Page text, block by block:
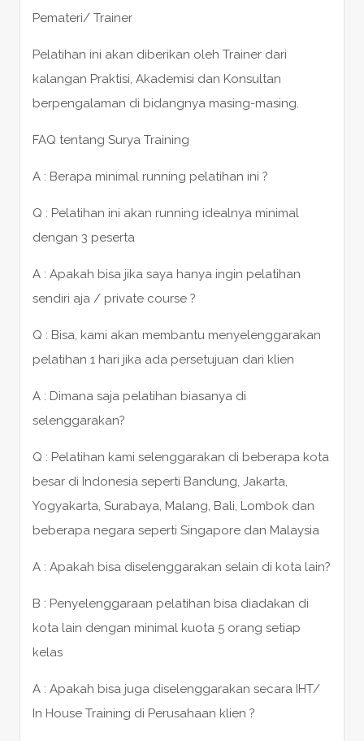
Pemateri/ Trainer
Pelatihan ini akan diberikan oleh Trainer dari
kalangan Praktisi, Akademisi dan Konsultan
berpengalaman di bidangnya masing-masing.
FAQ tentang Surya Training
A : Berapa minimal running pelatihan ini ?
Q : Pelatihan ini akan running idealnya minimal
dengan 3 peserta
A : Apakah bisa jika saya hanya ingin pelatihan
sendiri aja / private course ?
Q : Bisa, kami akan membantu menyelenggarakan
pelatihan 1 hari jika ada persetujuan dari klien
A : Dimana saja pelatihan biasanya di
selenggarakan?
Q : Pelatihan kami selenggarakan di beberapa kota
besar di Indonesia seperti Bandung, Jakarta,
Yogyakarta, Surabaya, Malang, Bali, Lombok dan
beberapa negara seperti Singapore dan Malaysia
A : Apakah bisa diselenggarakan selain di kota lain?
B : Penyelenggaraan pelatihan bisa diadakan di
kota lain dengan minimal kuota 5 orang setiap
kelas
A : Apakah bisa juga diselenggarakan secara IHT/
In House Training di Perusahaan klien ?